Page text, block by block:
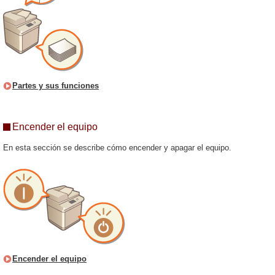
Partes y sus funciones
Encender el equipo
En esta sección se describe cómo encender y apagar el equipo.
Encender el equipo